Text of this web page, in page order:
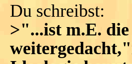
Du schreibst:
>"...ist m.E.